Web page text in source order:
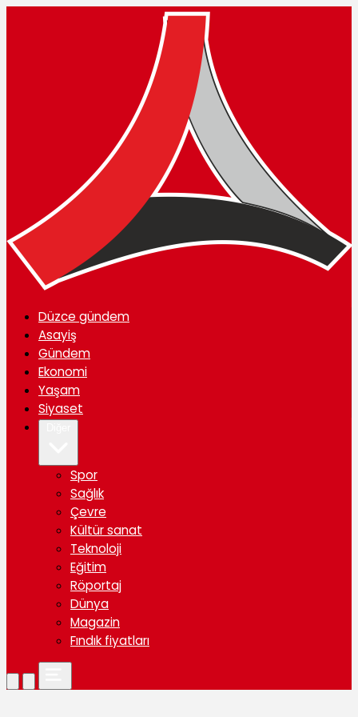
Düzce gündem
Asayiş
Gündem
Ekonomi
Yaşam
Siyaset
Spor
Sağlık
Çevre
Kültür sanat
Teknoloji
Eğitim
Röportaj
Dünya
Magazin
Fındık fiyatları